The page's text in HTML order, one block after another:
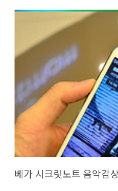
블루투스 헤드셋을 사용했었는
라 지금의 GHB-S500(GT텔레
착되는 무선 이어폰이 더 좋았
투스 헤드셋에 휴대폰 분실방지
택시에서 스마트폰을 두고 내
동이 와서 스..
베가 시크릿노트 음악감